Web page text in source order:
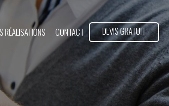
RÉALISATIONS CONTACT DEVIS GRATUIT